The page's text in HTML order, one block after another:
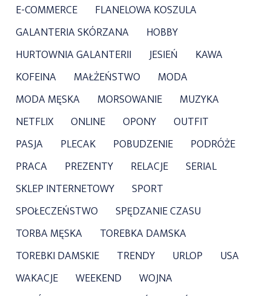
E-COMMERCE
FLANELOWA KOSZULA
GALANTERIA SKÓRZANA
HOBBY
HURTOWNIA GALANTERII
JESIEŃ
KAWA
KOFEINA
MAŁŻEŃSTWO
MODA
MODA MĘSKA
MORSOWANIE
MUZYKA
NETFLIX
ONLINE OPONY
OUTFIT
PASJA
PLECAK POBUDZENIE
PODRÓŻE
PRACA
PREZENTY RELACJE
SERIAL
SKLEP INTERNETOWY
SPORT
SPOŁECZEŃSTWO
SPĘDZANIE CZASU
TORBA MĘSKA
TOREBKA DAMSKA
TOREBKI DAMSKIE
TRENDY URLOP
USA
WAKACJE
WEEKEND
WOJNA